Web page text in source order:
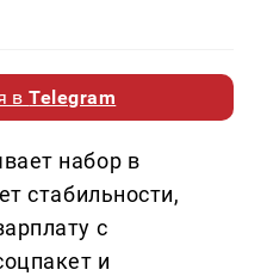
вTelegram
набор в
стабильности,
с
и